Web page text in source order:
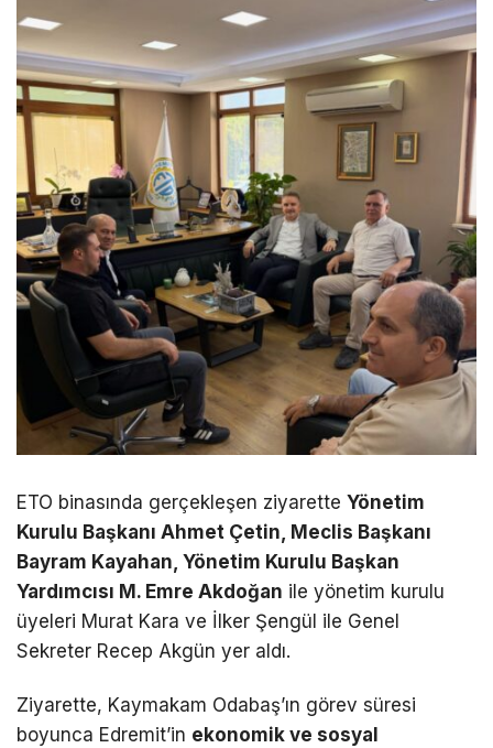
ETO binasında gerçekleşen ziyarette Yönetim
Kurulu Başkanı Ahmet Çetin, Meclis Başkanı
Bayram Kayahan, Yönetim Kurulu Başkan
Yardımcısı M. Emre Akdoğan ile yönetim kurulu
üyeleri Murat Kara ve İlker Şengül ile Genel
Sekreter Recep Akgün yer aldı.
Ziyarette, Kaymakam Odabaş’ın görev süresi
boyunca Edremit’in ekonomik ve sosyal